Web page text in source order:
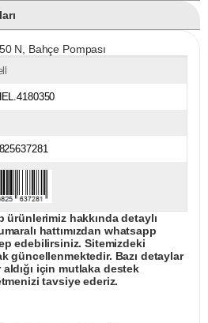
N, Bahçe Pompası
hakkında detaylı
hattımızdan whatsapp
edebilirsiniz. Sitemizdeki
güncellenmektedir. Bazı detaylar
için mutlaka destek
tavsiye ederiz.